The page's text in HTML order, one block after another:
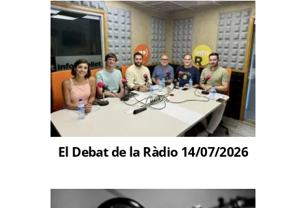
El Debat de la Ràdio 14/07/2026